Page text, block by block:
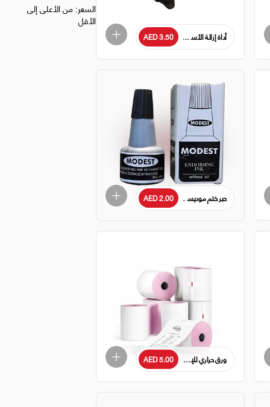
أداة إزالة الأسلاك الدباسة مع قفل
AED 3.50
حبر ختم موديست 30 مل - زجاجة - أسود AED 2.00
ورق حراري للإيصالات، 80×80 مم لكل لفةAED 5.00
السعر: من الأعلى إلى
الأقل